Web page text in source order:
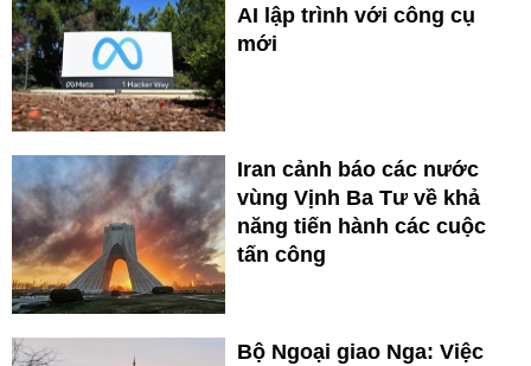
AI lập trình với công cụ
mới
Iran cảnh báo các nước
vùng Vịnh Ba Tư về khả
năng tiến hành các cuộc
tấn công
Bộ Ngoại giao Nga: Việc